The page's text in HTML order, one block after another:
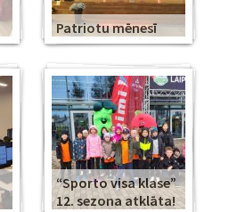
Patriotu mēnesī
“Sporto visa klase”
12. sezona atklāta!